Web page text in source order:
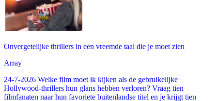
Onvergetelijke thrillers in een vreemde taal die je moet zien
Array
24-7-2026 Welke film moet ik kijken als de gebruikelijke
Hollywood-thrillers hun glans hebben verloren? Vraag tien
filmfanaten naar hun favoriete buitenlandse titel en je krijgt tien